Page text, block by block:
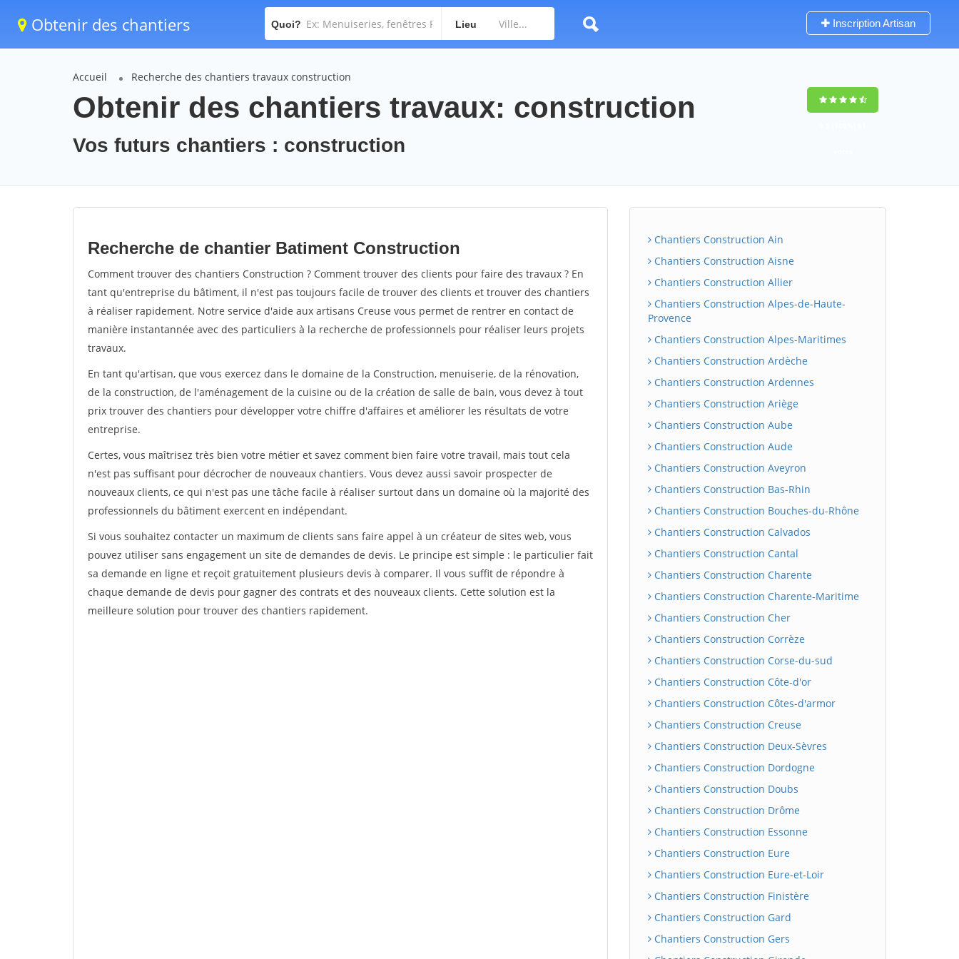
Obtenir des chantiers Quoi? Lieu Inscription Artisan
Accueil Recherche des chantiers travaux construction
Obtenir des chantiers travaux: construction
Vos futurs chantiers : construction
Recherche de chantier Batiment Construction
Comment trouver des chantiers Construction ? Comment trouver des clients pour faire des travaux ? En
tant qu'entreprise du bâtiment, il n'est pas toujours facile de trouver des clients et trouver des chantiers
à réaliser rapidement. Notre service d'aide aux artisans Creuse vous permet de rentrer en contact de
manière instantannée avec des particuliers à la recherche de professionnels pour réaliser leurs projets
travaux.
En tant qu'artisan, que vous exercez dans le domaine de la Construction, menuiserie, de la rénovation,
de la construction, de l'aménagement de la cuisine ou de la création de salle de bain, vous devez à tout
prix trouver des chantiers pour développer votre chiffre d'affaires et améliorer les résultats de votre
entreprise.
Certes, vous maîtrisez très bien votre métier et savez comment bien faire votre travail, mais tout cela
n'est pas suffisant pour décrocher de nouveaux chantiers. Vous devez aussi savoir prospecter de
nouveaux clients, ce qui n'est pas une tâche facile à réaliser surtout dans un domaine où la majorité des
professionnels du bâtiment exercent en indépendant.
Si vous souhaitez contacter un maximum de clients sans faire appel à un créateur de sites web, vous
pouvez utiliser sans engagement un site de demandes de devis. Le principe est simple : le particulier fait
sa demande en ligne et reçoit gratuitement plusieurs devis à comparer. Il vous suffit de répondre à
chaque demande de devis pour gagner des contrats et des nouveaux clients. Cette solution est la
meilleure solution pour trouver des chantiers rapidement.
Chantiers Construction Ain
Chantiers Construction Aisne
Chantiers Construction Allier
Chantiers Construction Alpes-de-Haute-
Provence
Chantiers Construction Alpes-Maritimes
Chantiers Construction Ardèche
Chantiers Construction Ardennes
Chantiers Construction Ariège
Chantiers Construction Aube
Chantiers Construction Aude
Chantiers Construction Aveyron
Chantiers Construction Bas-Rhin
Chantiers Construction Bouches-du-Rhône
Chantiers Construction Calvados
Chantiers Construction Cantal
Chantiers Construction Charente
Chantiers Construction Charente-Maritime
Chantiers Construction Cher
Chantiers Construction Corrèze
Chantiers Construction Corse-du-sud
Chantiers Construction Côte-d'or
Chantiers Construction Côtes-d'armor
Chantiers Construction Creuse
Chantiers Construction Deux-Sèvres
Chantiers Construction Dordogne
Chantiers Construction Doubs
Chantiers Construction Drôme
Chantiers Construction Essonne
Chantiers Construction Eure
Chantiers Construction Eure-et-Loir
Chantiers Construction Finistère
Chantiers Construction Gard
Chantiers Construction Gers